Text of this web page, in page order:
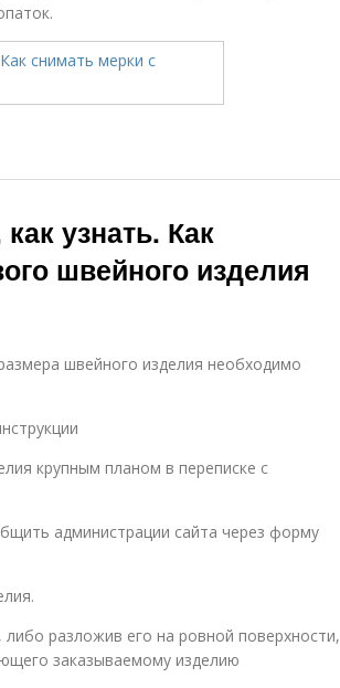
узнать. Как
швейного изделия
швейного изделия необходимо
крупным планом в переписке с
администрации сайта через форму
разложив его на ровной поверхности,
заказываемому изделию